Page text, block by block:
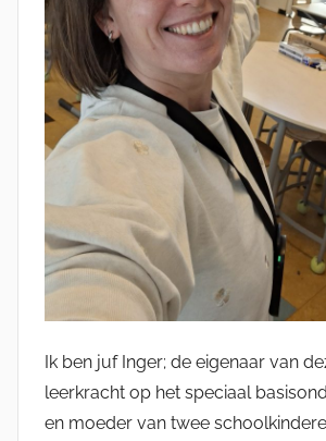
Ik ben juf Inger; de eigenaar van
leerkracht op het speciaal
en moeder van twee